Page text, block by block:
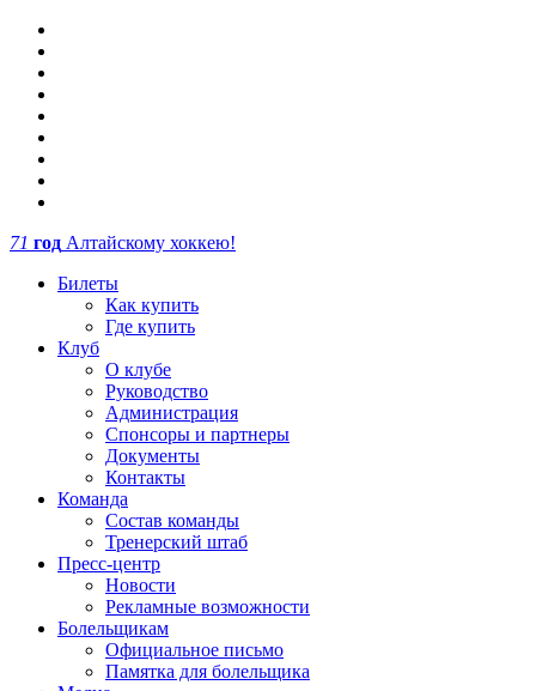
71 год Алтайскому хоккею!
Билеты
Как купить
Где купить
Клуб
О клубе
Руководство
Администрация
Спонсоры и партнеры
Документы
Контакты
Команда
Состав команды
Тренерский штаб
Пресс-центр
Новости
Рекламные возможности
Болельщикам
Официальное письмо
Памятка для болельщика